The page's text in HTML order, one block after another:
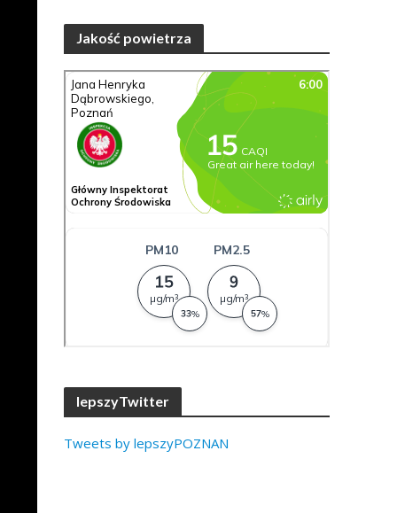
Jakość powietrza
lepszyTwitter
Tweets by lepszyPOZNAN